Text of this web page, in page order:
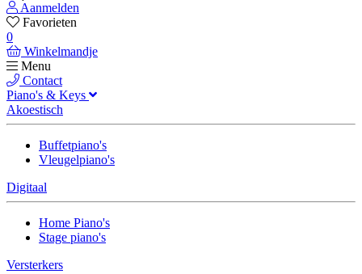
Aanmelden
Favorieten
0
Winkelmandje
Menu
Contact
Piano's & Keys
Akoestisch
Buffetpiano's
Vleugelpiano's
Digitaal
Home Piano's
Stage piano's
Versterkers